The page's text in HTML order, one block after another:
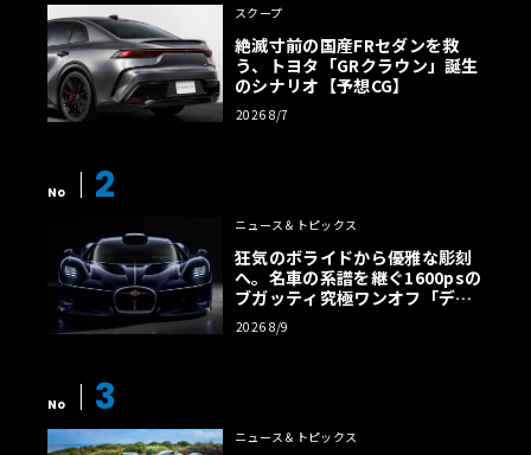
スクープ
絶滅寸前の国産FRセダンを救
う、トヨタ「GRクラウン」誕生
のシナリオ【予想CG】
2026 8/7
No 2
ニュース＆トピックス
狂気のボライドから優雅な彫刻
へ。名車の系譜を継ぐ1600psの
ブガッティ究極ワンオフ「デス
トリエ」
2026 8/9
No 3
ニュース＆トピックス